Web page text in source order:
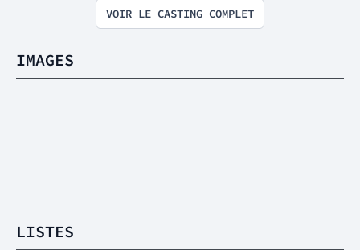
VOIR LE CASTING COMPLET
IMAGES
LISTES